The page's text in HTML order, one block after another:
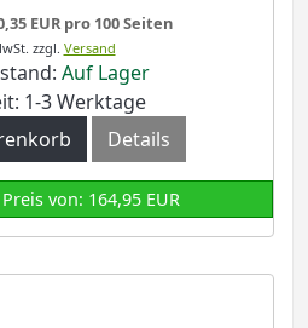
EUR pro 100 Seiten
zzgl. Versand
Auf Lager
1-3 Werktage
Details
von: 164,95 EUR